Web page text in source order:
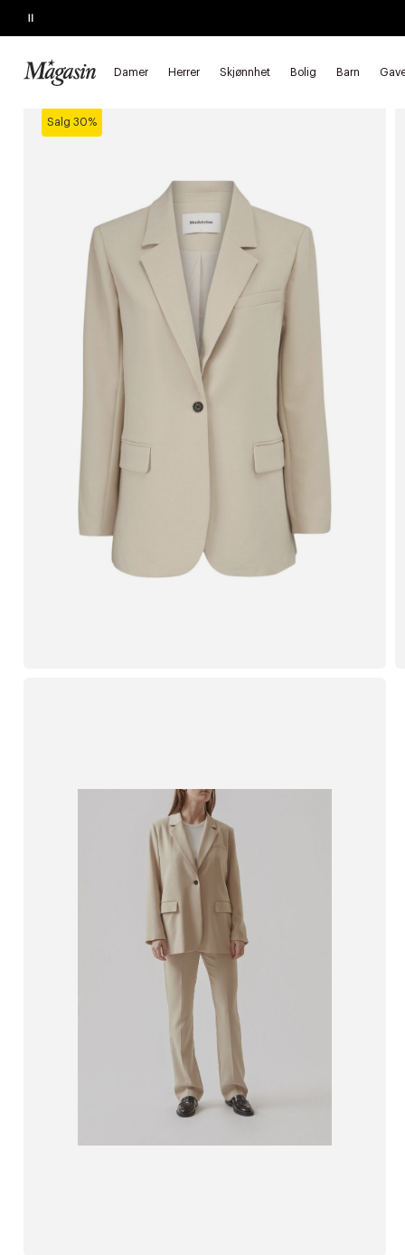
Pause
Damer Herrer Skjønnhet Bolig Barn
SALGET SLUTTER I KVELD
Forside Damer Klær Blazere & vester Blazere
Salg 30%